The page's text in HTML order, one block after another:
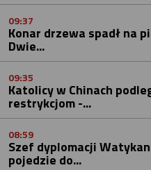
09:37
Konar drzewa spadł na
Dwie...
09:35
Katolicy w Chinach
restrykcjom -...
08:59
Szef dyplomacji
pojedzie do...